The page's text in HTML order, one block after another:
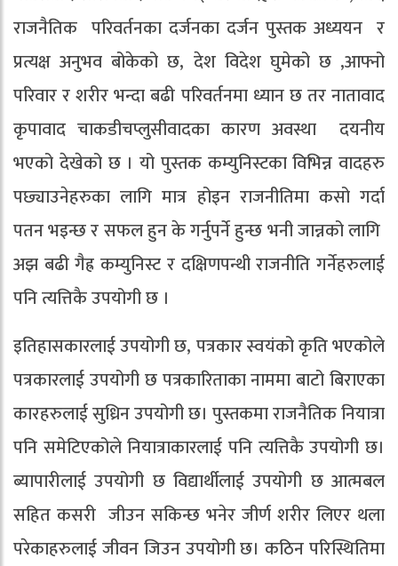
राजनैतिक परिवर्तनका दर्जनका दर्जन पुस्तक अध्ययन र
प्रत्यक्ष अनुभव बोकेको छ, देश विदेश घुमेको छ ,आफ्नो
परिवार र शरीर भन्दा बढी परिवर्तनमा ध्यान छ तर नातावाद
कृपावाद चाकडीचप्लुसीवादका कारण अवस्था दयनीय
भएको देखेको छ । यो पुस्तक कम्युनिस्टका विभिन्न वादहरु
पछ्याउनेहरुका लागि मात्र होइन राजनीतिमा कसो गर्दा
पतन भइन्छ र सफल हुन के गर्नुपर्ने हुन्छ भनी जान्नको लागि
अझ बढी गैह्र कम्युनिस्ट र दक्षिणपन्थी राजनीति गर्नेहरुलाई
पनि त्यत्तिकै उपयोगी छ ।
इतिहासकारलाई उपयोगी छ, पत्रकार स्वयंको कृति भएकोले
पत्रकारलाई उपयोगी छ पत्रकारिताका नाममा बाटो बिराएका
कारहरुलाई सुध्रिन उपयोगी छ। पुस्तकमा राजनैतिक नियात्रा
पनि समेटिएकोले नियात्राकारलाई पनि त्यत्तिकै उपयोगी छ।
ब्यापारीलाई उपयोगी छ विद्यार्थीलाई उपयोगी छ आत्मबल
सहित कसरी जीउन सकिन्छ भनेर जीर्ण शरीर लिएर थला
परेकाहरुलाई जीवन जिउन उपयोगी छ। कठिन परिस्थितिमा